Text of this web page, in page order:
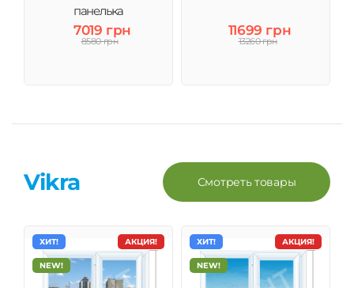
панелька
7019 грн
8580 грн
11699 грн
13260 грн
Vikra Смотреть товары
АКЦИЯ!
ХИТ!
NEW!
АКЦИЯ!
ХИТ!
NEW!